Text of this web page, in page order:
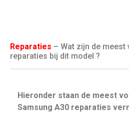
Reparaties – Wat zijn de
reparaties bij dit model ?
Hieronder staan de meest
Samsung A30 reparaties